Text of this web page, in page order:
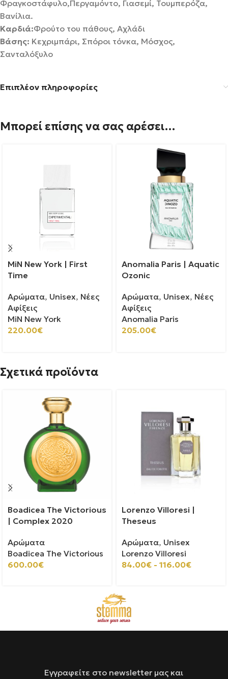
Φραγκοστάφυλο,Περγαμόντο, Γιασεμί, Τουμπερόζα,
Βανίλια.
Καρδιά:Φρούτο του πάθους, Αχλάδι
Βάσης: Κεχριμπάρι, Σπόροι τόνκα, Μόσχος,
Σανταλόξυλο
Επιπλέον πληροφορίες
Μπορεί επίσης να σας αρέσει…
MiN New York | First
Time
Αρώματα, Unisex, Νέες
Αφίξεις
MiN New York
220.00€
Anomalia Paris | Aquatic
Ozonic
Αρώματα, Unisex, Νέες
Αφίξεις
Anomalia Paris
205.00€
Σχετικά προϊόντα
Boadicea The Victorious
| Complex 2020
Αρώματα
Boadicea The Victorious
600.00€
Lorenzo Villoresi |
Theseus
Αρώματα, Unisex
Lorenzo Villoresi
84.00€ - 116.00€
Εγγραφείτε στο newsletter μας και